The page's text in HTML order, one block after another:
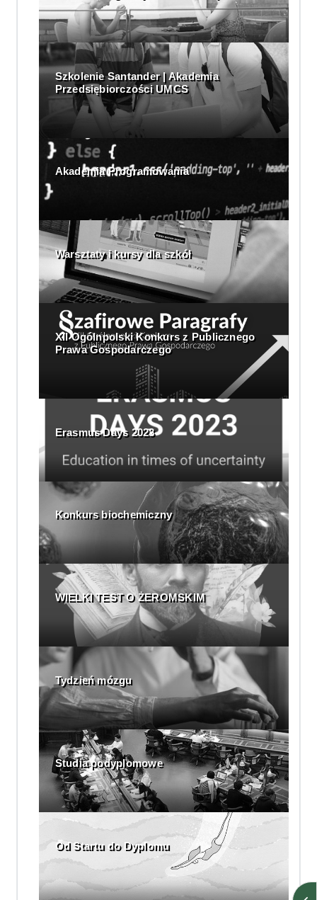
Szkolenie Santander | Akademia
Przedsiębiorczości UMCS
Akademia Programowania
Warsztaty i kursy dla szkół
XII Ogólnpolski Konkurs z Publicznego
Prawa Gospodarczego
Erasmus Days 2023
Konkurs biochemiczny
WIELKI TEST O ŻEROMSKIM
Tydzień mózgu
Studia podyplomowe
Od Startu do Dyplomu